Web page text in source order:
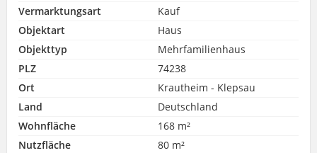
Vermarktungsart
Kauf
Objektart
Haus
Objekttyp
Mehrfamilienhaus
PLZ
74238
Ort
Krautheim - Klepsau
Land
Deutschland
Wohnfläche
168 m²
Nutzfläche
80 m²